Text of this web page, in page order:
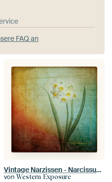
FAQ an
Vintage Narzissen - Narcissus jonquilla
von Western Exposure